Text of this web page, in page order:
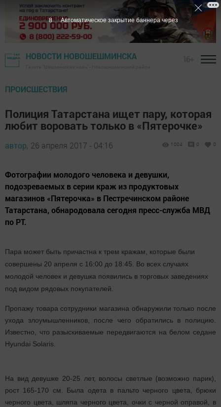
НОВОСТИ НОВОШЕШМИНСКА
ПРОИСШЕСТВИЯ
Полиция Татарстана ищет пару, которая
любит воровать только в «Пятерочке»
автор, 26 апреля 2017 - 04:16 1004 0 0
Фотографии молодого человека и девушки,
подозреваемых в серии краж из продуктовых
магазинов «Пятерочка» в Пестречинском районе
Татарстана, обнародовала сегодня пресс-служба МВД
по РТ.
Пара может быть причастна к трем кражам, которые были
совершены 20 апреля с 16:00 до 18:45. Во всех случаях
молодой человек и девушка появились в торговых заведениях
под видом рядовых покупателей.
Пропажу товара сотрудники магазина обнаружили только после
ухода злоумышленников, после чего обратились в полицию.
Известно, что разыскиваемые передвигаются на белом седане
Hyundai Solaris.
На вид девушке 20-25 лет, волосы светлые (возможно парик),
рост 165-170 см. Была одета в пальто черного цвета, брюки
черного цвета, шляпа черного цвета, очки с черной оправой, в
7 Автоматическое закрытие баннера через